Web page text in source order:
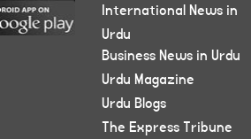
International News in
Urdu
Business News in Urdu
Urdu Magazine
Urdu Blogs
The Express Tribune